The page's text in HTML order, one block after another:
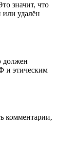
значит, что
или удалён
должен
и этическим
комментарии,